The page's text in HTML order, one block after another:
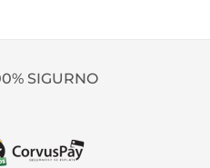
SIGURNO